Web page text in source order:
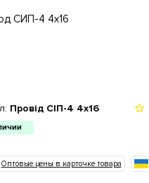
СИП-4 4x16
Провід СІП-4 4х16
Оптовые цены в карточке товара